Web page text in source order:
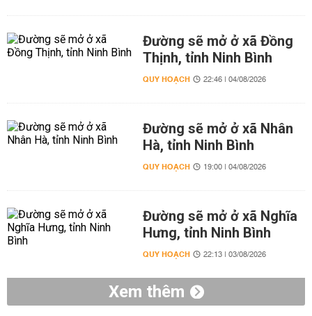
Đường sẽ mở ở xã Đồng
Thịnh, tỉnh Ninh Bình
QUY HOẠCH 22:46 | 04/08/2026
Đường sẽ mở ở xã Nhân
Hà, tỉnh Ninh Bình
QUY HOẠCH 19:00 | 04/08/2026
Đường sẽ mở ở xã Nghĩa
Hưng, tỉnh Ninh Bình
QUY HOẠCH 22:13 | 03/08/2026
Xem thêm